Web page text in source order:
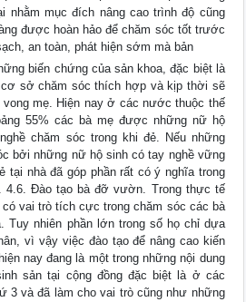
nhằm mục đích nâng cao trình độ cũng
được hoàn hảo để chăm sóc tốt trước
an toàn, phát hiện sớm mà bản
biến chứng của sản khoa, đặc biệt là
cơ sở chăm sóc thích hợp và kịp thời sẽ
mẹ. Hiện nay ở các nước thuộc thế
55% các bà mẹ được những nữ hộ
chăm sóc trong khi đẻ. Nếu những
bởi những nữ hộ sinh có tay nghề vững
tại nhà đã góp phần rất có ý nghĩa trong
4.6. Đào tạo bà đỡ vườn. Trong thực tế
vai trò tích cực trong chăm sóc các bà
Tuy nhiên phần lớn trong số họ chỉ dựa
vì vậy việc đào tạo để nâng cao kiến
nay đang là một trong những nội dung
sản tại cộng đồng đặc biệt là ở các
3 và đã làm cho vai trò cũng như những